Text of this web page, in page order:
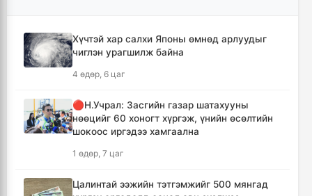
11 цаг, 21 минут
Канадын Британийн Колумб мужид ойн
11 цаг, 53 минут
цахилгаантай аадар бороо орно
12 цаг, 49 минут
Хүчтэй хар салхи Японы өмнөд арлуудыг
чиглэн урагшилж байна
4 өдөр, 6 цаг
🔴Н.Учрал: Засгийн газар шатахууны
нөөцийг 60 хоногт хүргэж, үнийн өсөлтийн
шокоос иргэдээ хамгаална
1 өдөр, 7 цаг
Цалинтай ээжийн тэтгэмжийг 500 мянгад